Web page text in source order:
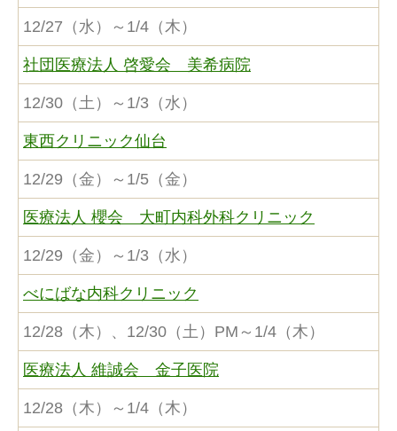
12/27（水）～1/4（木）
社団医療法人 啓愛会 美希病院
12/30（土）～1/3（水）
東西クリニック仙台
12/29（金）～1/5（金）
医療法人 櫻会 大町内科外科クリニック
12/29（金）～1/3（水）
べにばな内科クリニック
12/28（木）、12/30（土）PM～1/4（木）
医療法人 維誠会 金子医院
12/28（木）～1/4（木）